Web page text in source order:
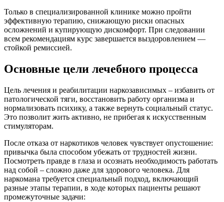
Только в специализированной клинике можно пройти
эффективную терапию, снижающую риски опасных
осложнений и купирующую дискомфорт. При следовании
всем рекомендациям курс завершается выздоровлением —
стойкой ремиссией.
Основные цели лечебного процесса
Цель лечения и реабилитации наркозависимых – избавить от
патологической тяги, восстановить работу организма и
нормализовать психику, а также вернуть социальный статус.
Это позволит жить активно, не прибегая к искусственным
стимуляторам.
После отказа от наркотиков человек чувствует опустошение:
привычка была способом убежать от трудностей жизни.
Посмотреть правде в глаза и осознать необходимость работать
над собой – сложно даже для здорового человека. Для
наркомана требуется специальный подход, включающий
разные этапы терапии, в ходе которых пациенты решают
промежуточные задачи: